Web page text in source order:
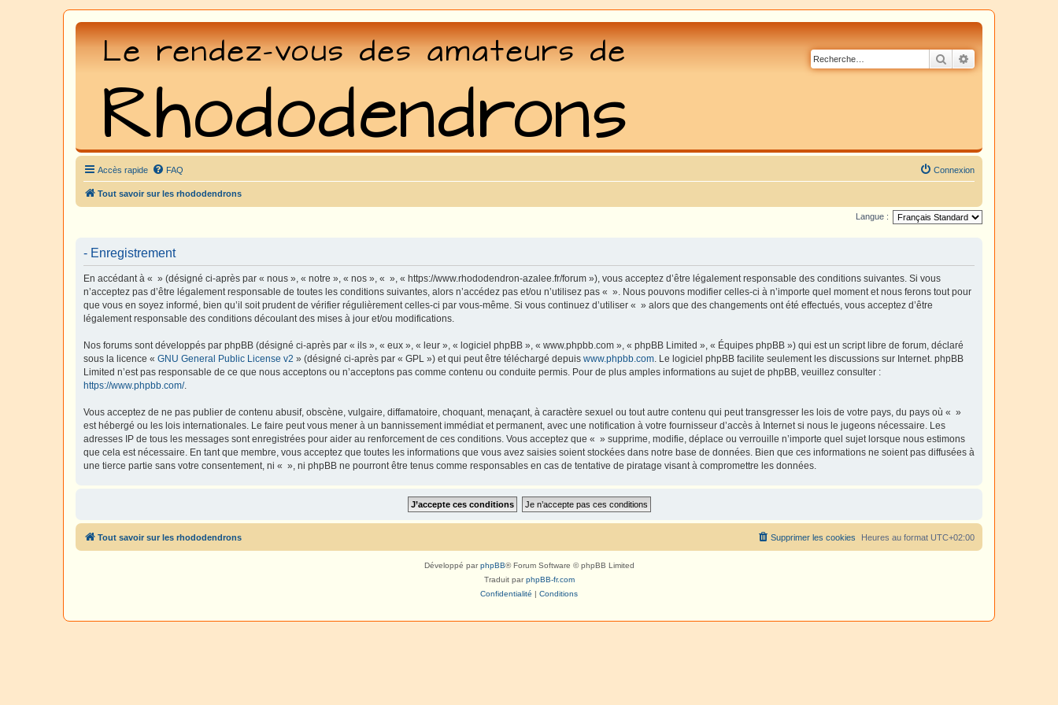
Rechercher
Accès rapide FAQ Connexion
Tout savoir sur les rhododendrons
Langue :
- Enregistrement
En accédant à « » (désigné ci-après par « nous », « notre », « nos », « », « https://www.rhododendron-azalee.fr/forum »), vous acceptez d’être légalement responsable des conditions suivantes. Si vous
n’acceptez pas d’être légalement responsable de toutes les conditions suivantes, alors n’accédez pas et/ou n’utilisez pas « ». Nous pouvons modifier celles-ci à n’importe quel moment et nous ferons tout pour
que vous en soyez informé, bien qu’il soit prudent de vérifier régulièrement celles-ci par vous-même. Si vous continuez d’utiliser « » alors que des changements ont été effectués, vous acceptez d’être
légalement responsable des conditions découlant des mises à jour et/ou modifications.
Nos forums sont développés par phpBB (désigné ci-après par « ils », « eux », « leur », « logiciel phpBB », « www.phpbb.com », « phpBB Limited », « Équipes phpBB ») qui est un script libre de forum, déclaré
sous la licence « GNU General Public License v2 » (désigné ci-après par « GPL ») et qui peut être téléchargé depuis www.phpbb.com . Le logiciel phpBB facilite seulement les discussions sur Internet. phpBB
Limited n’est pas responsable de ce que nous acceptons ou n’acceptons pas comme contenu ou conduite permis. Pour de plus amples informations au sujet de phpBB, veuillez consulter :
https://www.phpbb.com/.
Vous acceptez de ne pas publier de contenu abusif, obscène, vulgaire, diffamatoire, choquant, menaçant, à caractère sexuel ou tout autre contenu qui peut transgresser les lois de votre pays, du pays où « »
est hébergé ou les lois internationales. Le faire peut vous mener à un bannissement immédiat et permanent, avec une notification à votre fournisseur d’accès à Internet si nous le jugeons nécessaire. Les
adresses IP de tous les messages sont enregistrées pour aider au renforcement de ces conditions. Vous acceptez que « » supprime, modifie, déplace ou verrouille n’importe quel sujet lorsque nous estimons
que cela est nécessaire. En tant que membre, vous acceptez que toutes les informations que vous avez saisies soient stockées dans notre base de données. Bien que ces informations ne soient pas diffusées à
une tierce partie sans votre consentement, ni « », ni phpBB ne pourront être tenus comme responsables en cas de tentative de piratage visant à compromettre les données.
Tout savoir sur les rhododendrons Heures au format UTC+02:00
Supprimer les cookies
Développé parphpBB® Forum Software © phpBB Limited
Traduit parphpBB-fr.com
Confidentialité | Conditions